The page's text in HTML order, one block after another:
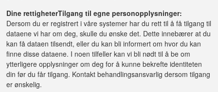
Dine rettigheterTilgang til egne personopplysninger:
Dersom du er registrert i våre systemer har du rett til å få tilgang til
dataene vi har om deg, skulle du ønske det. Dette innebærer at du
kan få dataen tilsendt, eller du kan bli informert om hvor du kan
finne disse dataene. I noen tilfeller kan vi bli nødt til å be om
ytterligere opplysninger om deg for å kunne bekrefte identiteten
din før du får tilgang. Kontakt behandlingsansvarlig dersom tilgang
er ønskelig.